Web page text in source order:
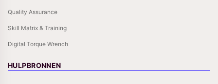
Quality Assurance
Skill Matrix & Training
Digital Torque Wrench
HULPBRONNEN